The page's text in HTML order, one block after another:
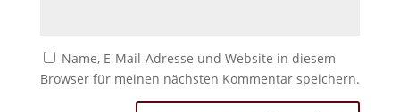
Name, E-Mail-Adresse und Website in diesem
Browser für meinen nächsten Kommentar speichern.